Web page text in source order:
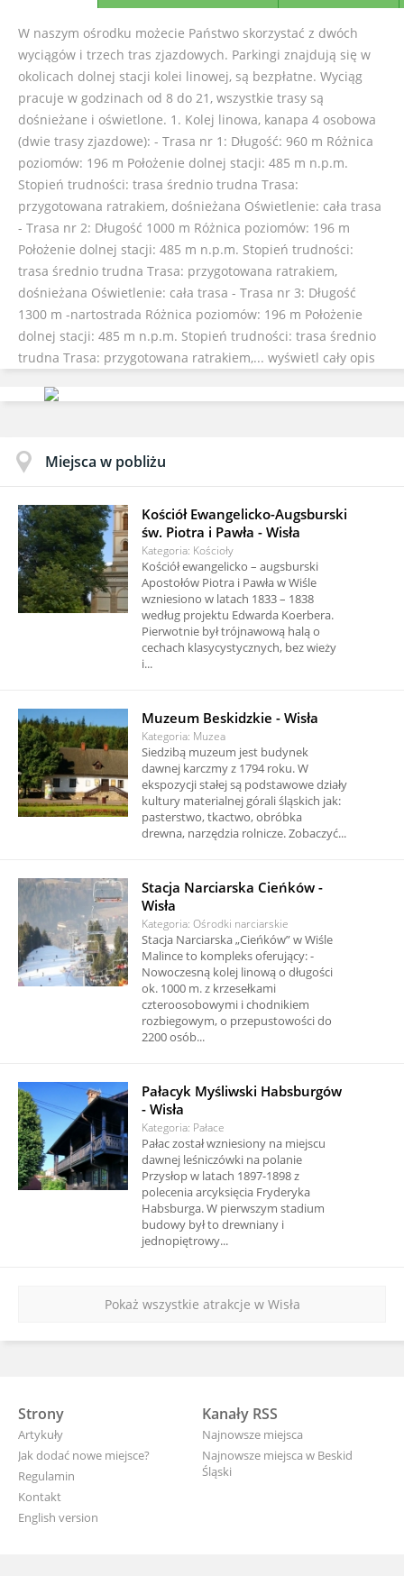
W naszym ośrodku możecie Państwo skorzystać z dwóch
wyciągów i trzech tras zjazdowych. Parkingi znajdują się w
okolicach dolnej stacji kolei linowej, są bezpłatne. Wyciąg
pracuje w godzinach od 8 do 21, wszystkie trasy są
dośnieżane i oświetlone. 1. Kolej linowa, kanapa 4 osobowa
(dwie trasy zjazdowe): - Trasa nr 1: Długość: 960 m Różnica
poziomów: 196 m Położenie dolnej stacji: 485 m n.p.m.
Stopień trudności: trasa średnio trudna Trasa:
przygotowana ratrakiem, dośnieżana Oświetlenie: cała trasa
- Trasa nr 2: Długość 1000 m Różnica poziomów: 196 m
Położenie dolnej stacji: 485 m n.p.m. Stopień trudności:
trasa średnio trudna Trasa: przygotowana ratrakiem,
dośnieżana Oświetlenie: cała trasa - Trasa nr 3: Długość
1300 m -nartostrada Różnica poziomów: 196 m Położenie
dolnej stacji: 485 m n.p.m. Stopień trudności: trasa średnio
trudna Trasa: przygotowana ratrakiem,... wyświetl cały opis
Miejsca w pobliżu
Kościół Ewangelicko-Augsburski
św. Piotra i Pawła - Wisła
Kategoria: Kościoły
Kościół ewangelicko – augsburski
Apostołów Piotra i Pawła w Wiśle
wzniesiono w latach 1833 – 1838
według projektu Edwarda Koerbera.
Pierwotnie był trójnawową halą o
cechach klasycystycznych, bez wieży
i...
Muzeum Beskidzkie - Wisła
Kategoria: Muzea
Siedzibą muzeum jest budynek
dawnej karczmy z 1794 roku. W
ekspozycji stałej są podstawowe działy
kultury materialnej górali śląskich jak:
pasterstwo, tkactwo, obróbka
drewna, narzędzia rolnicze. Zobaczyć...
Stacja Narciarska Cieńków -
Wisła
Kategoria: Ośrodki narciarskie
Stacja Narciarska „Cieńków” w Wiśle
Malince to kompleks oferujący: -
Nowoczesną kolej linową o długości
ok. 1000 m. z krzesełkami
czteroosobowymi i chodnikiem
rozbiegowym, o przepustowości do
2200 osób...
Pałacyk Myśliwski Habsburgów
- Wisła
Kategoria: Pałace
Pałac został wzniesiony na miejscu
dawnej leśniczówki na polanie
Przysłop w latach 1897-1898 z
polecenia arcyksięcia Fryderyka
Habsburga. W pierwszym stadium
budowy był to drewniany i
jednopiętrowy...
Pokaż wszystkie atrakcje w Wisła
Strony
Artykuły
Jak dodać nowe miejsce?
Regulamin
Kontakt
English version
Kanały RSS
Najnowsze miejsca
Najnowsze miejsca w Beskid
Śląski